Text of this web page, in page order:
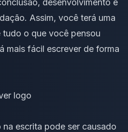
Assim, você terá uma
tudo o que você pensou
mais fácil escrever de forma
logo
escrita pode ser causado